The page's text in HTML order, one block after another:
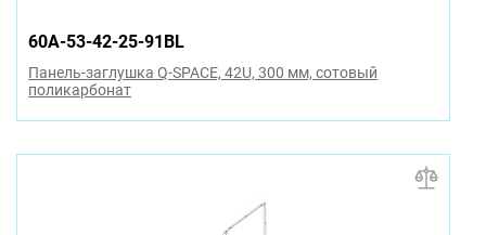
60A-53-42-25-91BL
Панель-заглушка Q-SPACE, 42U, 300 мм, сотовый
поликарбонат